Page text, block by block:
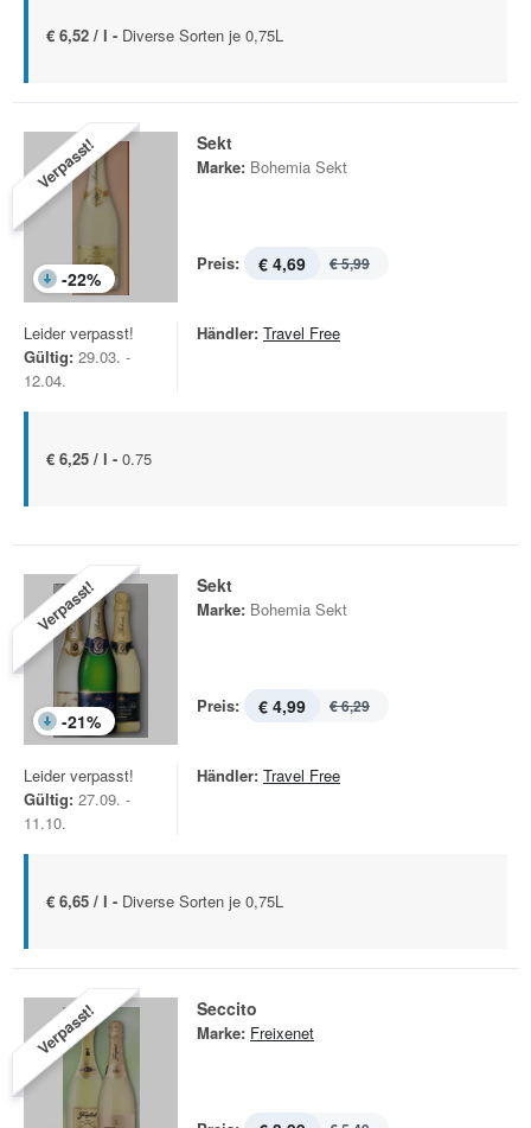
€ 6,52 / l - Diverse Sorten je 0,75L
Verpasst!
-22%
Sekt
Marke: Bohemia Sekt
Preis: € 4,69 € 5,99
Leider verpasst!
Gültig: 29.03. -
12.04.
Händler: Travel Free
€ 6,25 / l - 0.75
Verpasst!
-21%
Sekt
Marke: Bohemia Sekt
Preis: € 4,99 € 6,29
Leider verpasst!
Gültig: 27.09. -
11.10.
Händler: Travel Free
€ 6,65 / l - Diverse Sorten je 0,75L
Verpasst! Seccito
Marke: Freixenet